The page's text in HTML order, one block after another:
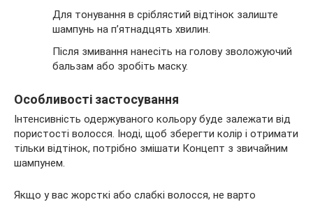
Для тонування в сріблястий відтінок залиште
шампунь на п’ятнадцять хвилин.
Після змивання нанесіть на голову зволожуючий
бальзам або зробіть маску.
Особливості застосування
Інтенсивність одержуваного кольору буде залежати від
пористості волосся. Іноді, щоб зберегти колір і отримати
тільки відтінок, потрібно змішати Концепт з звичайним
шампунем.
Якщо у вас жорсткі або слабкі волосся, не варто